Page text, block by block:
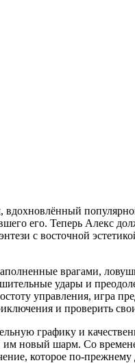
его. Теперь Алекс
с восточной
врагами,
удары и
управления, игра
и проверить
графику и
новый шарм. Со
которое по-